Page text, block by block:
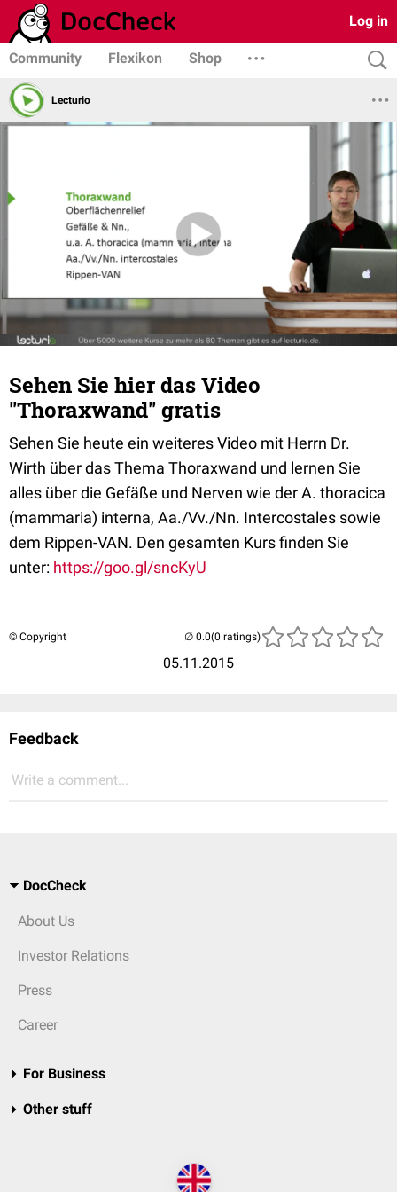
Log in
Community Flexikon Shop
Lecturio
Sehen Sie hier das Video
"Thoraxwand" gratis
Sehen Sie heute ein weiteres Video mit Herrn Dr.
Wirth über das Thema Thoraxwand und lernen Sie
alles über die Gefäße und Nerven wie der A. thoracica
(mammaria) interna, Aa./Vv./Nn. Intercostales sowie
dem Rippen-VAN. Den gesamten Kurs finden Sie
unter: https://goo.gl/sncKyU
© Copyright
05.11.2015
(0 ratings)
Feedback
Write a comment...
DocCheck
About Us
Investor Relations
Press
Career
For Business
Other stuff